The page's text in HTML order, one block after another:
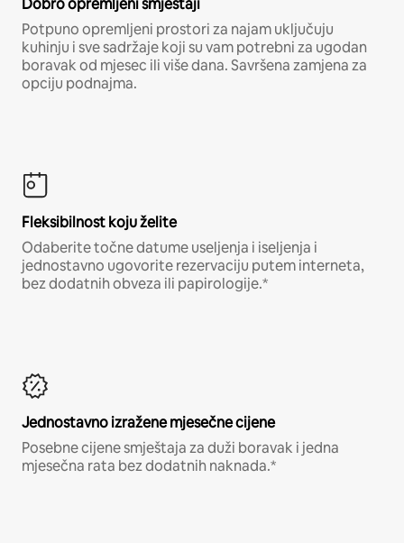
Dobro opremljeni smještaji
Potpuno opremljeni prostori za najam uključuju
kuhinju i sve sadržaje koji su vam potrebni za ugodan
boravak od mjesec ili više dana. Savršena zamjena za
opciju podnajma.
Fleksibilnost koju želite
Odaberite točne datume useljenja i iseljenja i
jednostavno ugovorite rezervaciju putem interneta,
bez dodatnih obveza ili papirologije.*
Jednostavno izražene mjesečne cijene
Posebne cijene smještaja za duži boravak i jedna
mjesečna rata bez dodatnih naknada.*